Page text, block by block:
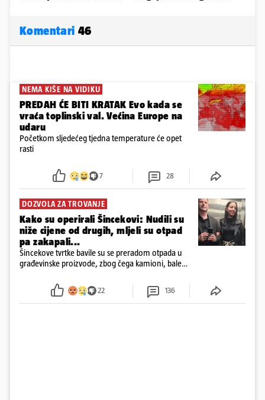
Komentari 46
NEMA KIŠE NA VIDIKU
PREDAH ĆE BITI KRATAK Evo kada se
vraća toplinski val. Većina Europe na
udaru
Početkom sljedećeg tjedna temperature će opet
rasti
7 28
DOZVOLA ZA TROVANJE
Kako su operirali Šincekovi: Nudili su
niže cijene od drugih, mljeli su otpad
pa zakapali...
Šincekove tvrtke bavile su se preradom otpada u
građevinske proizvode, zbog čega kamioni, bale
22 136